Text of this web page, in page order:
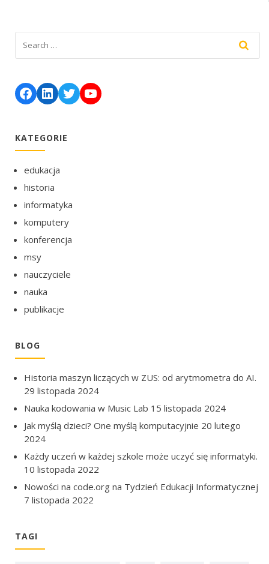
Facebook
LinkedIn
TwitterYouTube
KATEGORIE
edukacja
historia
informatyka
komputery
konferencja
msy
nauczyciele
nauka
publikacje
BLOG
Historia maszyn liczących w ZUS: od arytmometra do AI.
29 listopada 2024
Nauka kodowania w Music Lab 15 listopada 2024
Jak myślą dzieci? One myślą komputacyjnie 20 lutego
2024
Każdy uczeń w każdej szkole może uczyć się informatyki.
10 listopada 2022
Nowości na code.org na Tydzień Edukacji Informatycznej
7 listopada 2022
TAGI